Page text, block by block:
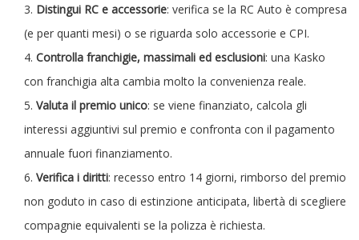
Distingui RC e accessorie: verifica se la RC Auto è compresa
(e per quanti mesi) o se riguarda solo accessorie e CPI.
Controlla franchigie, massimali ed esclusioni: una Kasko
con franchigia alta cambia molto la convenienza reale.
Valuta il premio unico: se viene finanziato, calcola gli
interessi aggiuntivi sul premio e confronta con il pagamento
annuale fuori finanziamento.
Verifica i diritti: recesso entro 14 giorni, rimborso del premio
non goduto in caso di estinzione anticipata, libertà di scegliere
compagnie equivalenti se la polizza è richiesta.